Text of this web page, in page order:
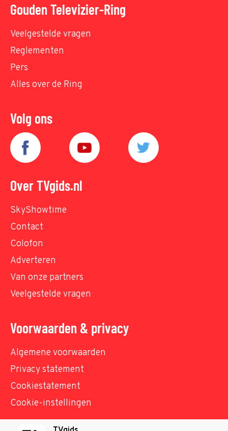
Gouden Televizier-Ring
Veelgestelde vragen
Reglementen
Pers
Alles over de Ring
Volg ons
Over TVgids.nl
SkyShowtime
Contact
Colofon
Adverteren
Van onze partners
Veelgestelde vragen
Voorwaarden & privacy
Algemene voorwaarden
Privacy statement
Cookiestatement
Cookie-instellingen